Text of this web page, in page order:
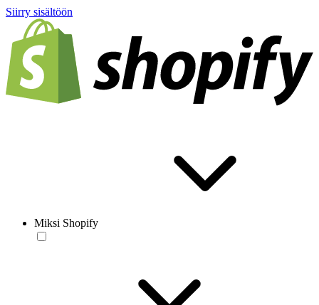
Siirry sisältöön
Miksi Shopify